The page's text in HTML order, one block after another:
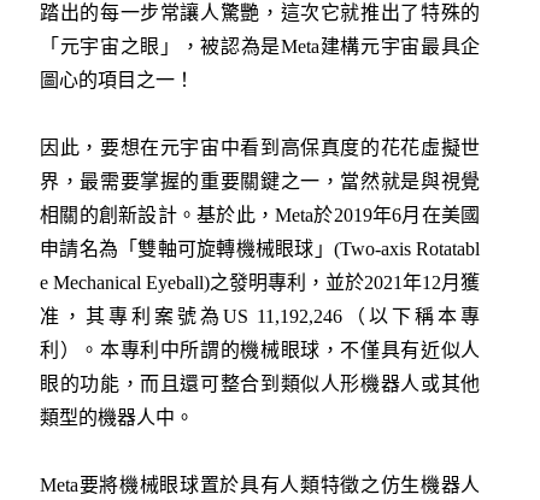
踏出的每一步常讓人驚艷，這次它就推出了特殊的
「元宇宙之眼」，被認為是Meta建構元宇宙最具企
圖心的項目之一！
因此，要想在元宇宙中看到高保真度的花花虛擬世
界，最需要掌握的重要關鍵之一，當然就是與視覺
相關的創新設計。基於此，Meta於2019年6月在美國
申請名為「雙軸可旋轉機械眼球」(Two-axis Rotatabl
e Mechanical Eyeball)之發明專利，並於2021年12月獲
准，其專利案號為US 11,192,246（以下稱本專
利）。本專利中所謂的機械眼球，不僅具有近似人
眼的功能，而且還可整合到類似人形機器人或其他
類型的機器人中。
Meta要將機械眼球置於具有人類特徵之仿生機器人